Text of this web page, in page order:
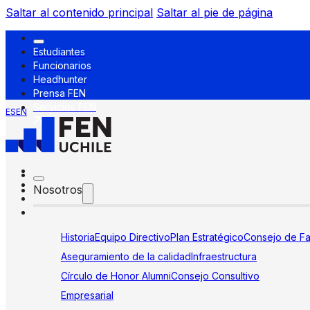
Saltar al contenido principal Saltar al pie de página
Estudiantes
Funcionarios
Headhunter
Prensa FEN
ESEN
Nosotros
HistoriaEquipo DirectivoPlan EstratégicoConsejo de
Aseguramiento de la calidadInfraestructura
Círculo de Honor AlumniConsejo Consultivo
Empresarial